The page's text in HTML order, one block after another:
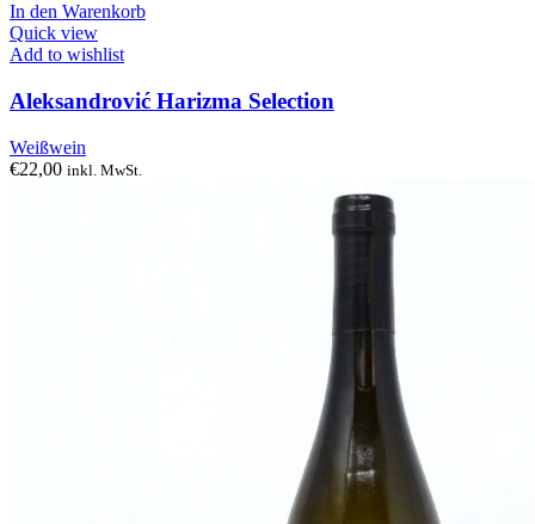
In den Warenkorb
Quick view
Add to wishlist
Aleksandrović Harizma Selection
Weißwein
€22,00 inkl. MwSt.